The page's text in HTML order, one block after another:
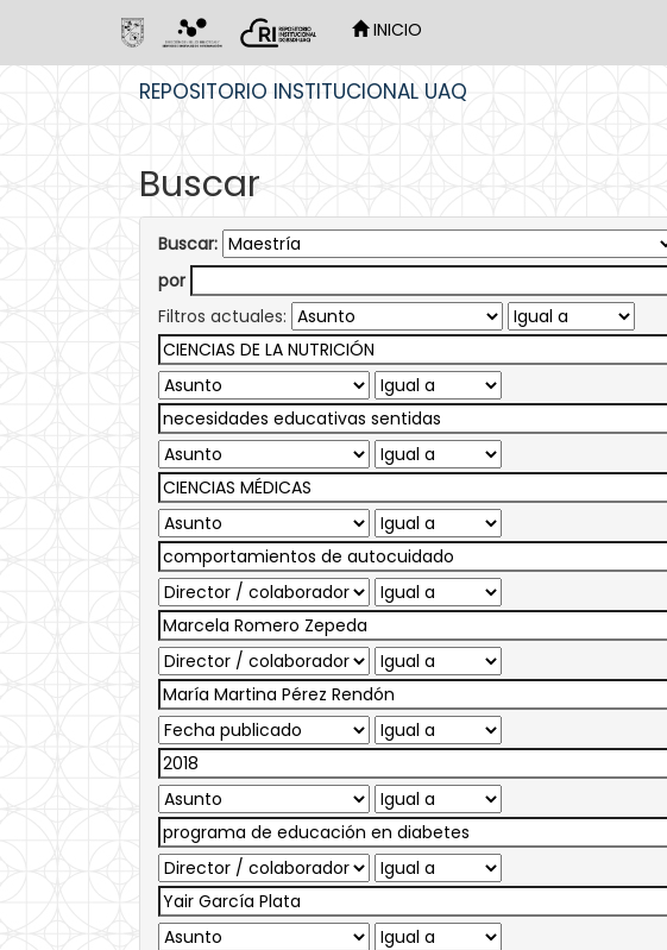
INICIO
REPOSITORIO INSTITUCIONAL UAQ
Buscar
Buscar:
por
Filtros actuales: